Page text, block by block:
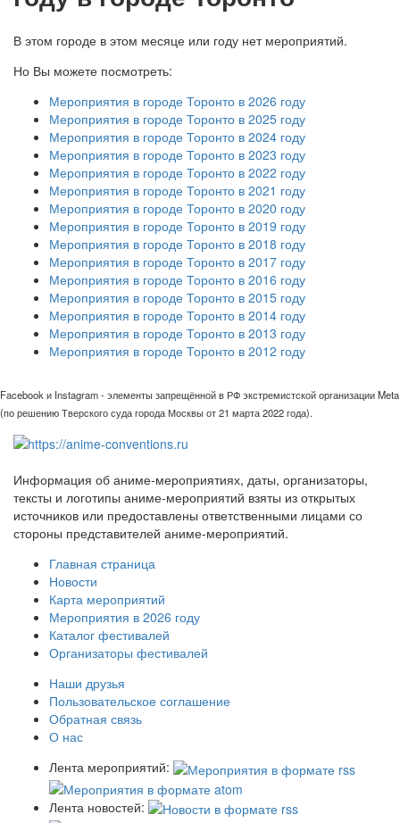
В этом городе в этом месяце или году нет мероприятий.
Но Вы можете посмотреть:
Мероприятия в городе Торонто в 2026 году
Мероприятия в городе Торонто в 2025 году
Мероприятия в городе Торонто в 2024 году
Мероприятия в городе Торонто в 2023 году
Мероприятия в городе Торонто в 2022 году
Мероприятия в городе Торонто в 2021 году
Мероприятия в городе Торонто в 2020 году
Мероприятия в городе Торонто в 2019 году
Мероприятия в городе Торонто в 2018 году
Мероприятия в городе Торонто в 2017 году
Мероприятия в городе Торонто в 2016 году
Мероприятия в городе Торонто в 2015 году
Мероприятия в городе Торонто в 2014 году
Мероприятия в городе Торонто в 2013 году
Мероприятия в городе Торонто в 2012 году
Facebook и Instagram - элементы запрещённой в РФ экстремистской организации Meta
(по решению Тверского суда города Москвы от 21 марта 2022 года).
Информация об аниме-мероприятиях, даты, организаторы,
тексты и логотипы аниме-мероприятий взяты из открытых
источников или предоставлены ответственными лицами со
стороны представителей аниме-мероприятий.
Главная страница
Новости
Карта мероприятий
Мероприятия в 2026 году
Каталог фестивалей
Организаторы фестивалей
Наши друзья
Пользовательское соглашение
Обратная связь
О нас
Лента мероприятий:
Лента новостей: